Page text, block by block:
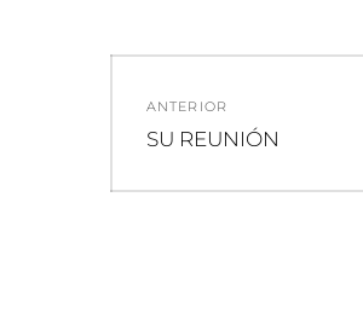
de
entradas
ANTERIOR
Entrada
SU REUNIÓN